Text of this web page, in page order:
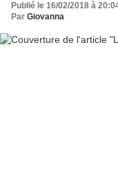
Publié le 16/02/2018 à
Par Giovanna